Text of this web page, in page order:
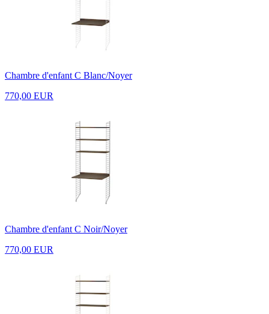
Chambre d'enfant C Blanc/Noyer
770,00 EUR
Chambre d'enfant C Noir/Noyer
770,00 EUR